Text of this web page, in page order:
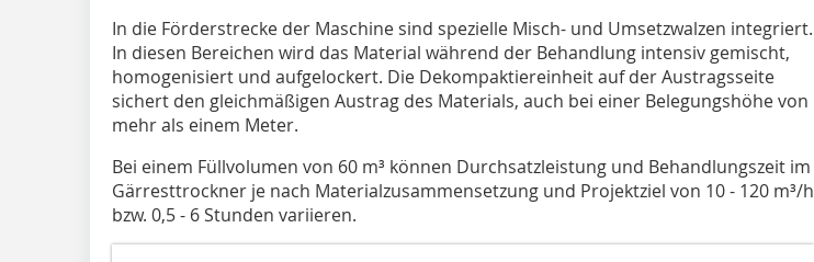
In die Förderstrecke der Maschine sind spezielle Misch- und Umsetzwalzen integriert.
In diesen Bereichen wird das Material während der Behandlung intensiv gemischt,
homogenisiert und aufgelockert. Die Dekompaktiereinheit auf der Austragsseite
sichert den gleichmäßigen Austrag des Materials, auch bei einer Belegungshöhe von
mehr als einem Meter.
Bei einem Füllvolumen von 60 m³ können Durchsatzleistung und Behandlungszeit im
Gärresttrockner je nach Materialzusammensetzung und Projektziel von 10 - 120 m³/h
bzw. 0,5 - 6 Stunden variieren.